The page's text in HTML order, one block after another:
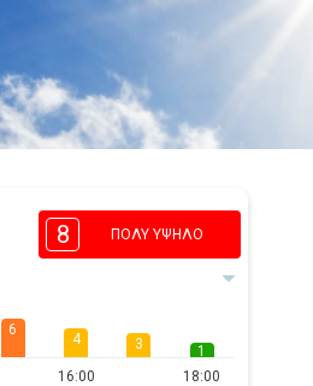
8 ΠΟΛΎ ΥΨΗΛΌ
6
4
16:00
3
1
18:00